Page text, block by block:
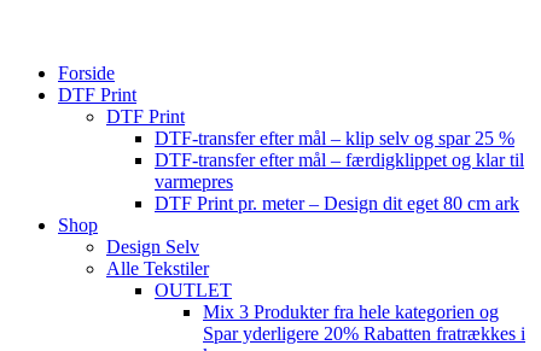
Forside
DTF Print
DTF Print
DTF-transfer efter mål – klip selv og spar 25 %
DTF-transfer efter mål – færdigklippet og klar til
varmepres
DTF Print pr. meter – Design dit eget 80 cm ark
Shop
Design Selv
Alle Tekstiler
OUTLET
Mix 3 Produkter fra hele kategorien og
Spar yderligere 20% Rabatten fratrækkes i